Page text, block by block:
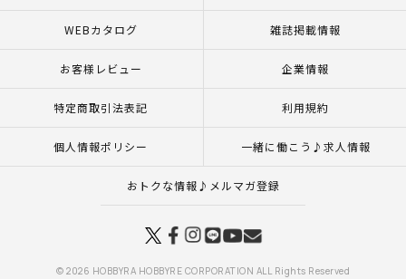
WEBカタログ 雑誌掲載情報
お客様レビュー 企業情報
特定商取引法表記 利用規約
個人情報ポリシー 一緒に働こう♪求人情報
おトクな情報♪メルマガ登録
© 2026 HOBBYRA HOBBYRE CORPORATION ALL Rights Reserved